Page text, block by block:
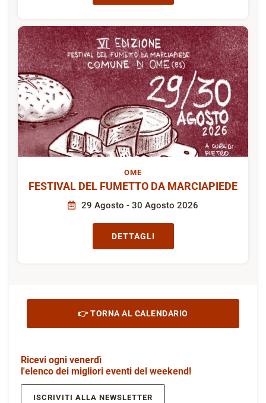
OME
FESTIVAL DEL FUMETTO DA MARCIAPIEDE
29 Agosto - 30 Agosto 2026
DETTAGLI
👉 TORNA AL CALENDARIO
Ricevi ogni venerdì
l'elenco dei migliori eventi del weekend!
ISCRIVITI ALLA NEWSLETTER